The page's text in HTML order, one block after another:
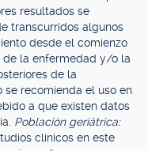
resultados se
transcurridos algunos
desde el comienzo
la enfermedad y/o la
de la
se recomienda el uso en
a que existen datos
Población geriátrica:
clínicos en este